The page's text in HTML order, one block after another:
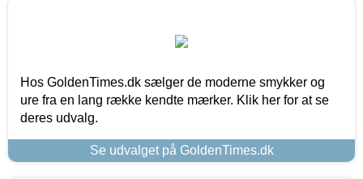
Hos GoldenTimes.dk sælger de moderne smykker og
ure fra en lang række kendte mærker. Klik her for at se
deres udvalg.
Se udvalget på GoldenTimes.dk